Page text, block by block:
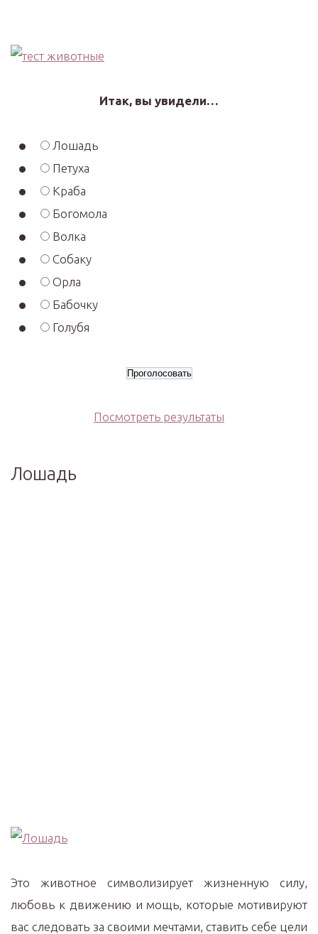
Итак, вы увидели…
Лошадь
Петуха
Краба
Богомола
Волка
Собаку
Орла
Бабочку
Голубя
Посмотреть результаты
Лошадь
Это животное символизирует жизненную силу,
любовь к движению и мощь, которые мотивируют
вас следовать за своими мечтами, ставить себе цели